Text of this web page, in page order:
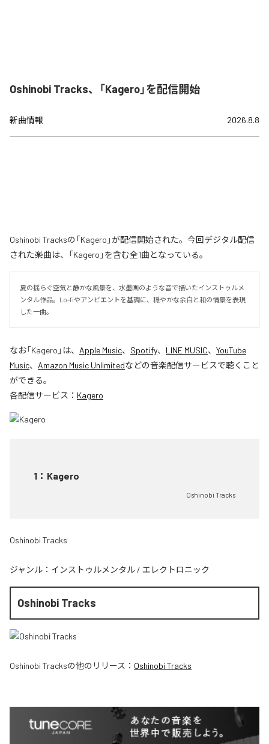
Oshinobi Tracks、「Kagero」を配信開始
新曲情報 2026.8.8
Oshinobi Tracksの「Kagero」が配信開始された。今回デジタル配信
された楽曲は、「Kagero」を含む全1曲となっている。
夏の揺らぐ空気と静かな風景を、水墨画のような音で描いたインストゥルメ
ンタル作品。Lo-fiやアンビエントを基調に、穏やかな余白と和の情景を表現
した一曲。
なお「Kagero 」は、 Apple Music、 Spotify、 LINE MUSIC、 YouTube
Music、 Amazon Music Unlimitedなどの音楽配信サービスで聴くこと
ができる。
各配信サービス： Kagero
1 ： Kagero
Oshinobi Tracks
Oshinobi Tracks
ジャンル： インストゥルメンタル / エレクトロニック
Oshinobi Tracks
Oshinobi Tracksの他のリリース： Oshinobi Tracks